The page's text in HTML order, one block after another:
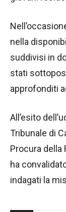
nella
suddivisi in
stati
approfonditi
All’esito
Tribunale di
Procura della
ha
indagati la